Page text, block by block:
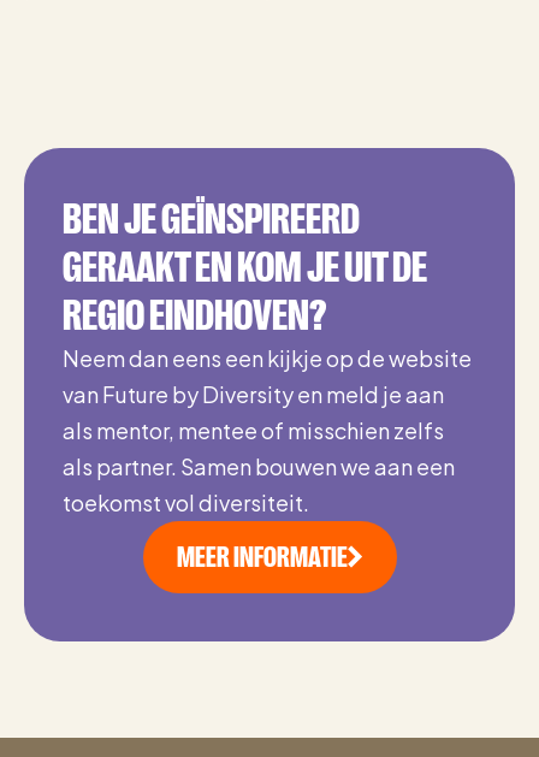
BEN JE GEÏNSPIREERD
GERAAKT EN KOM JE UIT DE
REGIO EINDHOVEN?
Neem dan eens een kijkje op de website
van Future by Diversity en meld je aan
als mentor, mentee of misschien zelfs
als partner. Samen bouwen we aan een
toekomst vol diversiteit.
MEER INFORMATIE